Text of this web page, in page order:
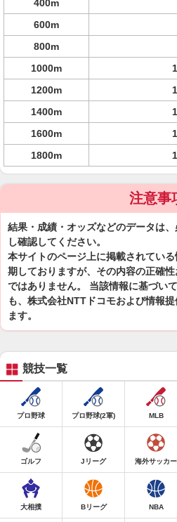
400m
600m
800m
1000m
1200m
1400m
1600m
1800m
注意事
結果・成績・オッズなどのデータは
し確認してください。
本サイトのページ上に掲載されてい
期しておりますが、その内容の正確
ではありません。 当該情報に基づい
も、株式会社NTTドコモおよび情報
ます。
競技一覧
プロ野球 プロ野球(2軍) MLB
ゴルフ Jリーグ 海外サッカー
大相撲 Bリーグ NBA